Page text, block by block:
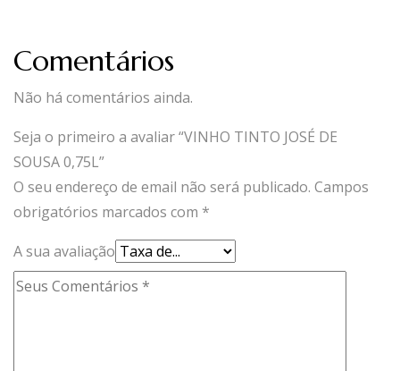
Comentários
Não há comentários ainda.
Seja o primeiro a avaliar “VINHO TINTO JOSÉ DE
SOUSA 0,75L”
O seu endereço de email não será publicado. Campos
obrigatórios marcados com *
A sua avaliação